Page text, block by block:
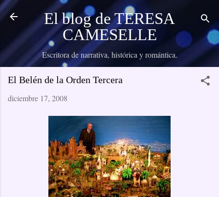
Ir al contenido principal
El blog de TERESA
CAMESELLE
Escritora de narrativa, histórica y romántica.
El Belén de la Orden Tercera
diciembre 17, 2008